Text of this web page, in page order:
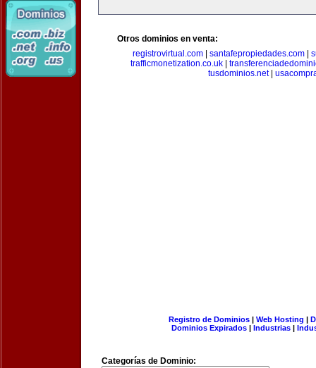
Otros dominios en venta:
registrovirtual.com
santafepropiedades.com
trafficmonetization.co.uk
tusdominios.net|
Registro de Dominios| Web Hosting |
Dominios Expirados | Industrias |
Categorías de Dominio: